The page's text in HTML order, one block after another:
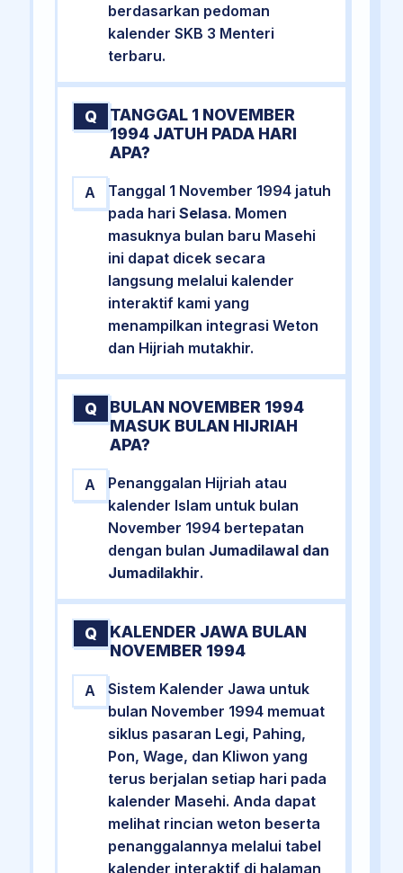
berdasarkan pedoman
kalender SKB 3 Menteri
terbaru.
Q
TANGGAL 1 NOVEMBER
1994 JATUH PADA HARI
APA?
A
Tanggal 1 November 1994 jatuh
pada hari Selasa. Momen
masuknya bulan baru Masehi
ini dapat dicek secara
langsung melalui kalender
interaktif kami yang
menampilkan integrasi Weton
dan Hijriah mutakhir.
Q
BULAN NOVEMBER 1994
MASUK BULAN HIJRIAH
APA?
A
Penanggalan Hijriah atau
kalender Islam untuk bulan
November 1994 bertepatan
dengan bulan Jumadilawal dan
Jumadilakhir.
Q
KALENDER JAWA BULAN
NOVEMBER 1994
A
Sistem Kalender Jawa untuk
bulan November 1994 memuat
siklus pasaran Legi, Pahing,
Pon, Wage, dan Kliwon yang
terus berjalan setiap hari pada
kalender Masehi. Anda dapat
melihat rincian weton beserta
penanggalannya melalui tabel
kalender interaktif di halaman